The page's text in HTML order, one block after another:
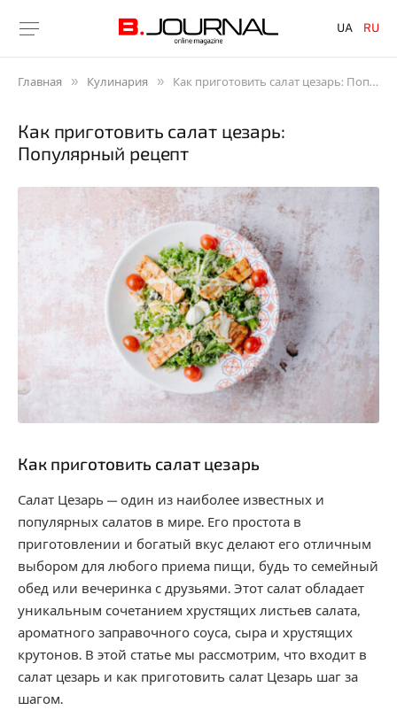
UA RU
Главная » Кулинария » Как приготовить салат цезарь: Популярный рецепт
Как приготовить салат цезарь:
Популярный рецепт
Как приготовить салат цезарь
Салат Цезарь — один из наиболее известных и
популярных салатов в мире. Его простота в
приготовлении и богатый вкус делают его отличным
выбором для любого приема пищи, будь то семейный
обед или вечеринка с друзьями. Этот салат обладает
уникальным сочетанием хрустящих листьев салата,
ароматного заправочного соуса, сыра и хрустящих
крутонов. В этой статье мы рассмотрим, что входит в
салат цезарь и как приготовить салат Цезарь шаг за
шагом.